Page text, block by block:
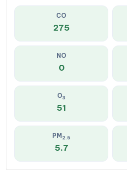
CO
275
NO
0
O3
51
PM 2.5
5.7